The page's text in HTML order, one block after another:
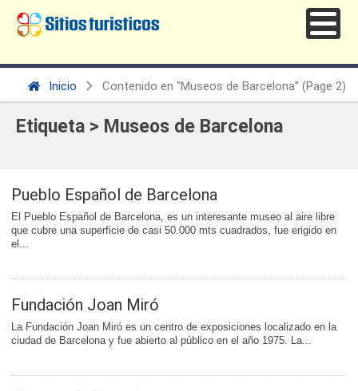
Inicio Contenido en "Museos de Barcelona" (Page 2)
Etiqueta > Museos de Barcelona
Pueblo Español de Barcelona
El Pueblo Español de Barcelona, es un interesante museo al aire libre
que cubre una superficie de casi 50.000 mts cuadrados, fue erigido en
el...
Fundación Joan Miró
La Fundación Joan Miró es un centro de exposiciones localizado en la
ciudad de Barcelona y fue abierto al público en el año 1975. La...